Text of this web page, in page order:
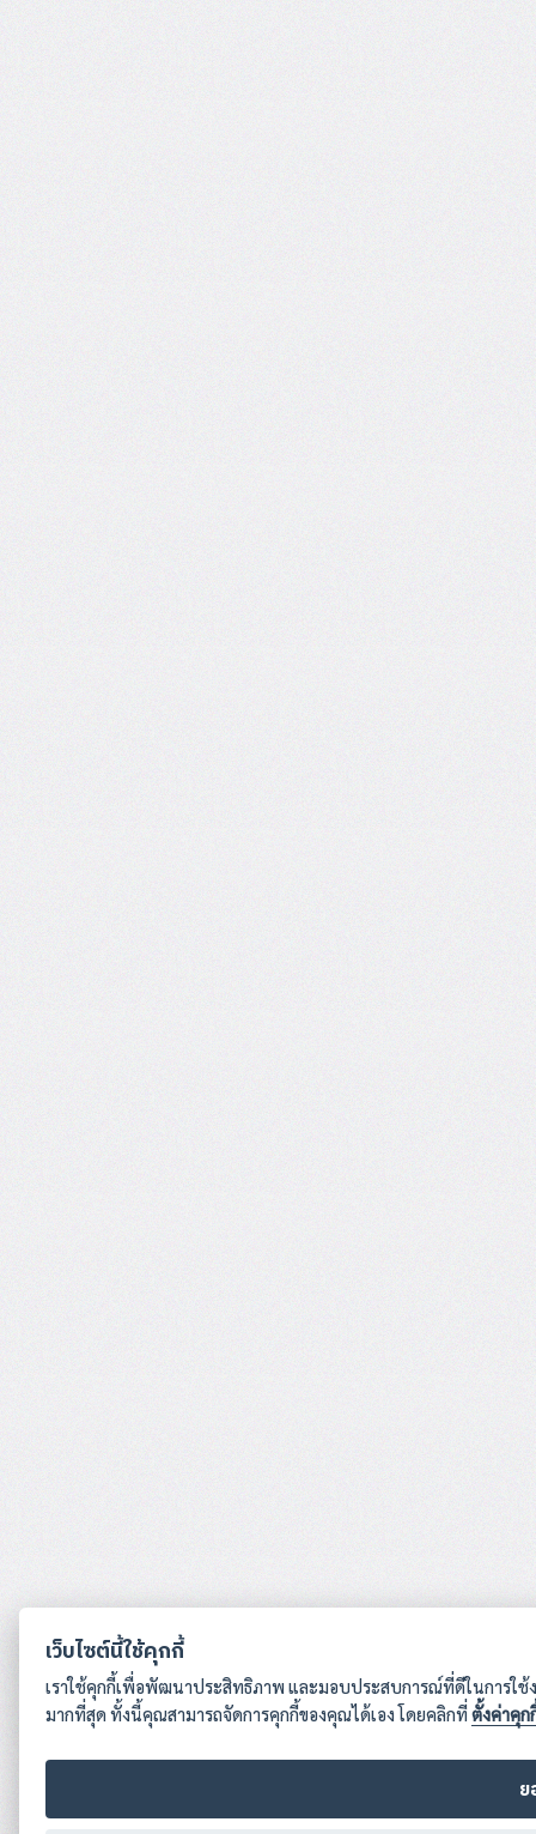
เว็บไซต์นี้ใช้คุกกี้
เราใช้คุกกี้เพื่อพัฒนาประสิทธิภาพ และมอบประสบการณ์ที่ดีในการใ
มากที่สุด ทั้งนี้คุณสามารถจัดการคุกกี้ของคุณได้เอง โดยคลิกที่ตั้งค่าคุก